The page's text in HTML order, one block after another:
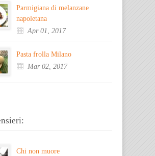
Parmigiana di melanzane
napoletana
Apr 01, 2017
Pasta frolla Milano
Mar 02, 2017
Chi non muore